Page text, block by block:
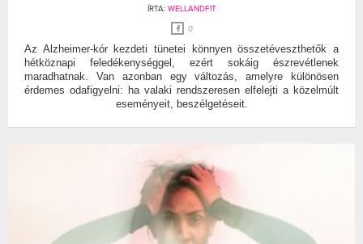
ÍRTA: WELLANDFIT
0
Az Alzheimer-kór kezdeti tünetei könnyen összetéveszthetők a
hétköznapi feledékenységgel, ezért sokáig észrevétlenek
maradhatnak. Van azonban egy változás, amelyre különösen
érdemes odafigyelni: ha valaki rendszeresen elfelejti a közelmúlt
eseményeit, beszélgetéseit.